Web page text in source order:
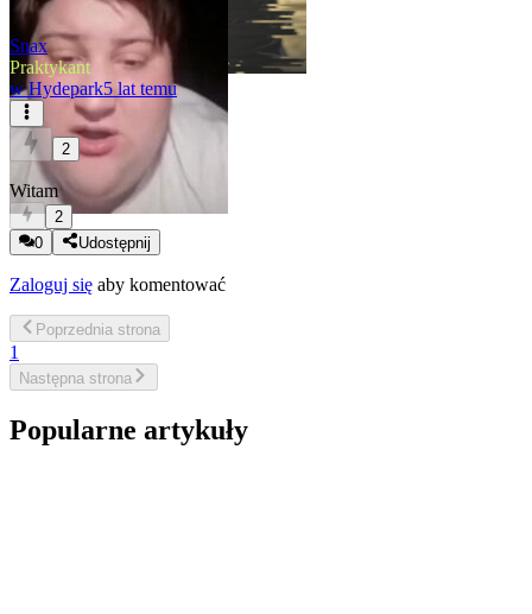
Snax
Praktykant
w Hydepark5 lat temu
2
Witam
2
0
Udostępnij
Zaloguj się aby komentować
Poprzednia strona
1
Następna strona
Popularne artykuły